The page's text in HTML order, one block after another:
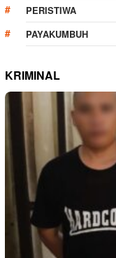
PERISTIWA
PAYAKUMBUH
KRIMINAL